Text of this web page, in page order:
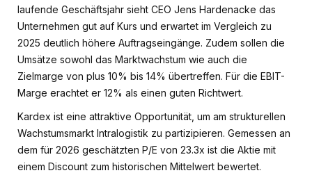
laufende Geschäftsjahr sieht CEO Jens Hardenacke das
Unternehmen gut auf Kurs und erwartet im Vergleich zu
2025 deutlich höhere Auftragseingänge. Zudem sollen die
Umsätze sowohl das Marktwachstum wie auch die
Zielmarge von plus 10% bis 14% übertreffen. Für die EBIT-
Marge erachtet er 12% als einen guten Richtwert.
Kardex ist eine attraktive Opportunität, um am strukturellen
Wachstumsmarkt Intralogistik zu partizipieren. Gemessen an
dem für 2026 geschätzten P/E von 23.3x ist die Aktie mit
einem Discount zum historischen Mittelwert bewertet.